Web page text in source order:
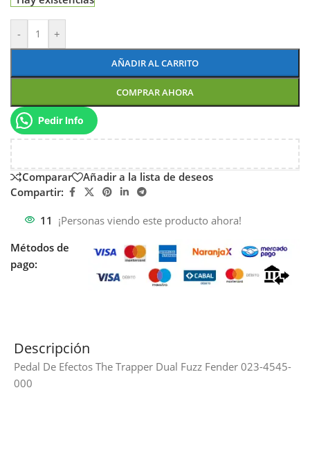
- +
AÑADIR AL CARRITO
COMPRAR AHORA
Pedir Info
Comparar
Añadir a la lista de deseos
Compartir:
11 ¡Personas viendo este producto ahora!
Métodos de
pago:
Descripción
Pedal De Efectos The Trapper Dual Fuzz Fender 023-4545-
000